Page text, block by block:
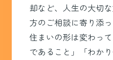
却など、人生の大切
方のご相談に寄り添
住まいの形は変わっ
であること」「わか